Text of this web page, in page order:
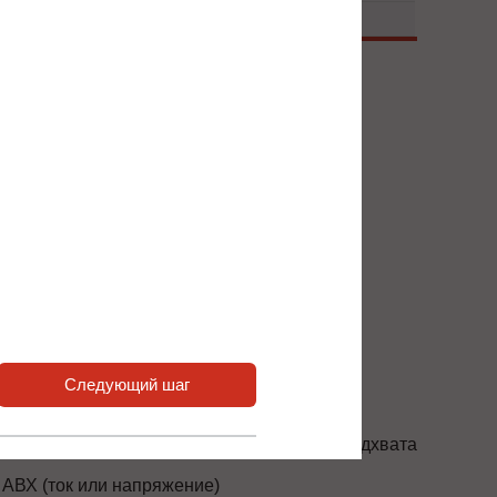
или наших партнёров.
2xPT100 АВХ, 2xРВЫХ, 2xАВЫХ
напряжения
напряжения и оптимизация самоподхвата
АВХ (ток или напряжение)
Следующий шаг